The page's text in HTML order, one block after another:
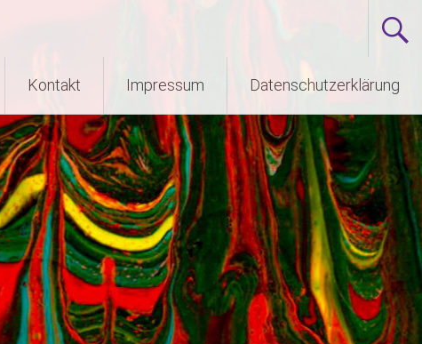
Kontakt Impressum Datenschutzerklärung